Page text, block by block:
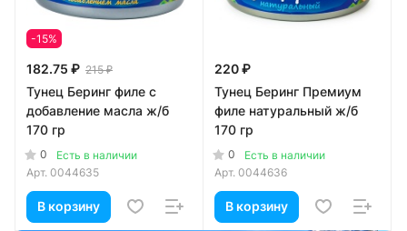
-15%
182.75 ₽ 215 ₽
Тунец Беринг филе с
добавление масла ж/б
170 гр
0
Есть в наличии
Арт. 0044635
В корзину
220 ₽
Тунец Беринг Премиум
филе натуральный ж/б
170 гр
0
Есть в наличии
Арт. 0044636
В корзину